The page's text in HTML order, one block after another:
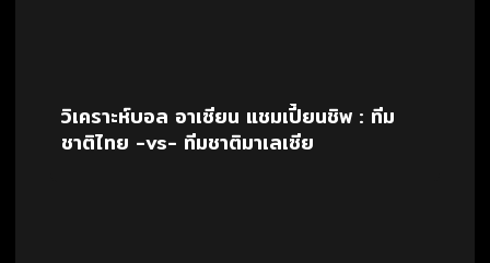
วิเคราะห์บอล อาเซียน แชมเปี้ยนชิพ : ทีม
ชาติไทย -vs- ทีมชาติมาเลเซีย